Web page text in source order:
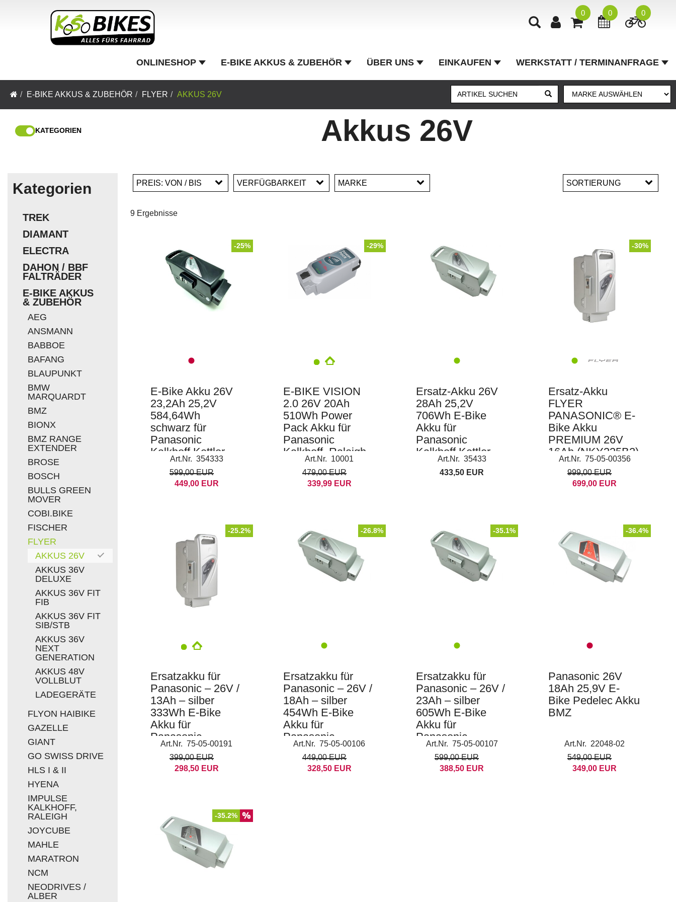
0 0 0
ONLINESHOP E-BIKE AKKUS & ZUBEHÖR ÜBER UNS EINKAUFEN WERKSTATT / TERMINANFRAGE
E-BIKE AKKUS & ZUBEHÖR FLYER AKKUS 26V
KATEGORIEN Akkus 26V
Kategorien
TREK
DIAMANT
ELECTRA
DAHON / BBF
FALTRÄDER
E-BIKE AKKUS
& ZUBEHÖR
AEG
ANSMANN
BABBOE
BAFANG
BLAUPUNKT
BMW
MARQUARDT
BMZ
BIONX
BMZ RANGE
EXTENDER
BROSE
BOSCH
BULLS GREEN
MOVER
COBI.BIKE
FISCHER
FLYER
AKKUS 26V
AKKUS 36V
DELUXE
AKKUS 36V FIT
FIB
AKKUS 36V FIT
SIB/STB
AKKUS 36V
NEXT
GENERATION
AKKUS 48V
VOLLBLUT
LADEGERÄTE
FLYON HAIBIKE
GAZELLE
GIANT
GO SWISS DRIVE
HLS I & II
HYENA
IMPULSE
KALKHOFF,
RALEIGH
JOYCUBE
MAHLE
MARATRON
NCM
NEODRIVES /
ALBER
SORTIERUNG
PREIS: VON / BIS VERFÜGBARKEIT MARKE
E-Bike Vision
FLYER
9 Ergebnisse
-25%
E-Bike Akku 26V
23,2Ah 25,2V
584,64Wh
schwarz für
Panasonic
Kalkhoff Kettler
FlyerArt.Nr. 354333
599,00 EUR
449,00 EUR
-29%
E-BIKE VISION
2.0 26V 20Ah
510Wh Power
Pack Akku für
Panasonic
Kalkhoff, Raleigh,
KTM, Flyer
Art.Nr. 10001
479,00 EUR
339,99 EUR
Ersatz-Akku 26V
28Ah 25,2V
706Wh E-Bike
Akku für
Panasonic
Kalkhoff Kettler
FlyerArt.Nr. 35433
433,50 EUR
-30%
Ersatz-Akku
FLYER
PANASONIC® E-
Bike Akku
PREMIUM 26V
16Ah (NKY335B2)
für Panasonic
Kalkhoff Kettler
Flyer
Art.Nr. 75-05-00356
999,00 EUR
699,00 EUR
-25.2%
Ersatzakku für
Panasonic – 26V /
13Ah – silber
333Wh E-Bike
Akku für
Panasonic
Kalkhoff Kettler
Flyer
Art.Nr. 75-05-00191
399,00 EUR
298,50 EUR
-26.8%
Ersatzakku für
Panasonic – 26V /
18Ah – silber
454Wh E-Bike
Akku für
Panasonic
Kalkhoff Kettler
Flyer
Art.Nr. 75-05-00106
449,00 EUR
328,50 EUR
-35.1%
Ersatzakku für
Panasonic – 26V /
23Ah – silber
605Wh E-Bike
Akku für
Panasonic
Kalkhoff Kettler
Flyer
Art.Nr. 75-05-00107
599,00 EUR
388,50 EUR
-36.4%
Panasonic 26V
18Ah 25,9V E-
Bike Pedelec Akku
BMZ
Art.Nr. 22048-02
549,00 EUR
349,00 EUR
-35.2%